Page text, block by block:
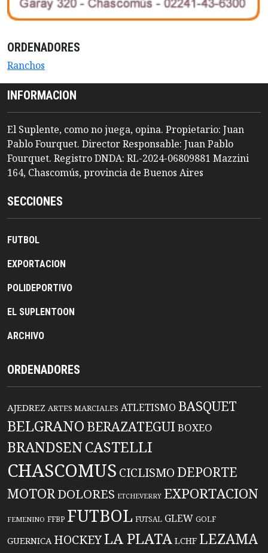
ORDENADORES
Ranchos
INFORMACION
El Suplente, como no juega, opina. Propietario: Juan
Pablo Fourquet. Director Responsable: Juan Pablo
Fourquet. Registro DNDA: RL-2024-06809881 Mazzini
164, Chascomús, provincia de Buenos Aires
SECCIONES
FUTBOL
EXPORTACION
POLIDEPORTIVO
EL SUPLENTOON
ARCHIVO
ORDENADORES
AJEDREZ ARTES MARCIALES ATLETISMO BASQUET
BELGRANO BERAZATEGUIBOXEO
BRANDSENCASTELLI
CHASCOMUS CICLISMO DEPORTE
MOTORDOLORES ETCHEVERRY EXPORTACION
FEMENINO FFBP FUTBOL FUTSAL GLEW GOLF
GUERNICA HOCKEYLA PLATA LCHF LEZAMA